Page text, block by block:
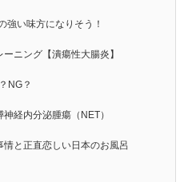
強い味方になりそう！
ニング【潰瘍性大腸炎】
NG？
経内分泌腫瘍（NET）
と正直恋しい日本のお風呂